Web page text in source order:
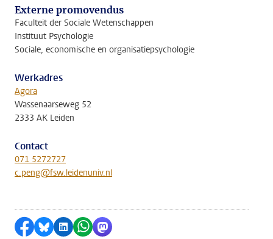
Externe promovendus
Faculteit der Sociale Wetenschappen
Instituut Psychologie
Sociale, economische en organisatiepsychologie
Werkadres
Agora
Wassenaarseweg 52
2333 AK Leiden
Contact
071 5272727
c.peng@fsw.leidenuniv.nl
Delen op Facebook
Delen via Bluesky
Delen op LinkedIn
Delen via WhatsApp
Delen via Mastodon